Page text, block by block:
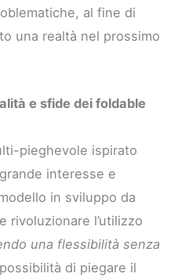
al fine di
una realtà nel prossimo
e sfide dei foldable
pieghevole ispirato
interesse e
in sviluppo da
rivoluzionare l’utilizzo
una flessibilità senza
di piegare il